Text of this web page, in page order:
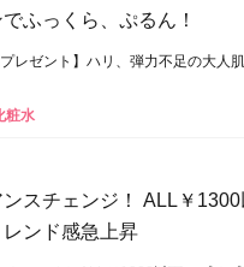
ふっくら、ぷるん！
プレゼント】ハリ、弾力不足の大人
粧水
スチェンジ！ ALL￥
レンド感急上昇